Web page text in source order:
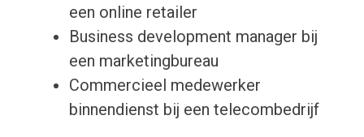
een online retailer
Business development manager bij
een marketingbureau
Commercieel medewerker
binnendienst bij een telecombedrijf